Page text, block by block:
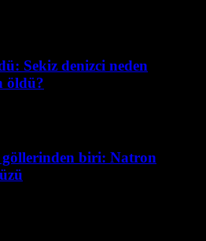
Sekiz denizci neden
öldü?
göllerinden biri: Natron